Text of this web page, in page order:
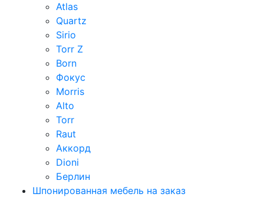
Atlas
Quartz
Sirio
Torr Z
Born
Фокус
Morris
Alto
Torr
Raut
Аккорд
Dioni
Берлин
Шпонированная мебель на заказ